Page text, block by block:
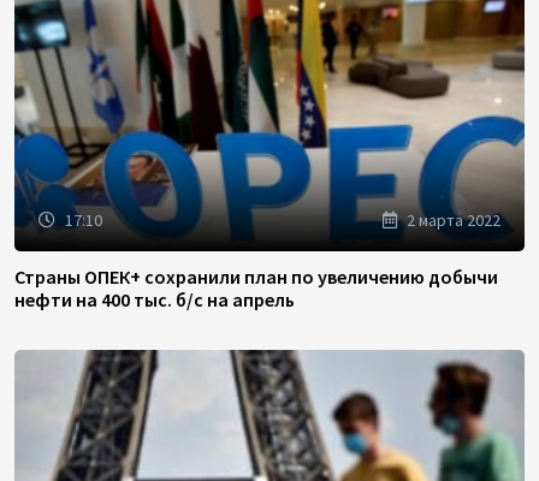
17:10 2 марта 2022
Страны ОПЕК+ сохранили план по увеличению добычи
нефти на 400 тыс. б/с на апрель